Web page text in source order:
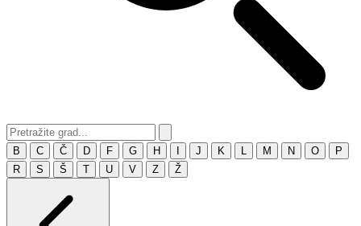
B C Č D F G H J K M N O
P
R
S Š T U V Z Ž